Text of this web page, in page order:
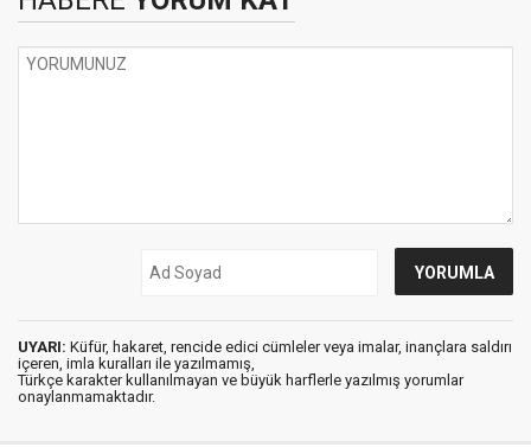
UYARI: Küfür, hakaret, rencide edici cümleler veya imalar, inançlara saldırı
içeren, imla kuralları ile yazılmamış,
Türkçe karakter kullanılmayan ve büyük harflerle yazılmış yorumlar
onaylanmamaktadır.